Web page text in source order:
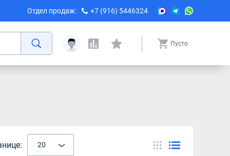
Отдел продаж: +7 (916) 5446324
Пусто
20